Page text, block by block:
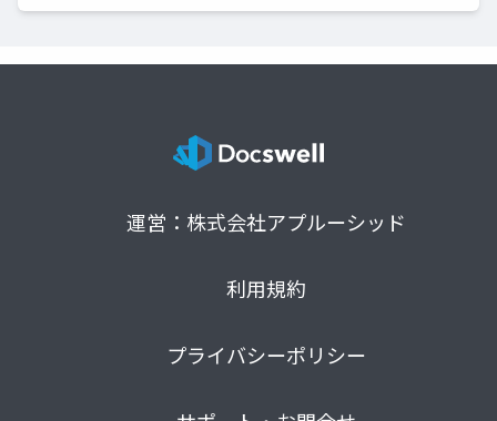
運営：株式会社アプルーシッド
利用規約
プライバシーポリシー